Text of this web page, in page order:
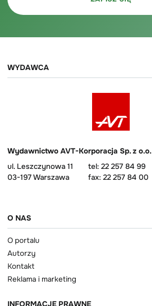
WYDAWCA
Wydawnictwo AVT-Korporacja Sp. z o.o.
ul. Leszczynowa 11
03-197 Warszawa
tel: 22 257 84 99
fax: 22 257 84 00
O NAS
O portalu
Autorzy
Kontakt
Reklama i marketing
INFORMACJE PRAWNE